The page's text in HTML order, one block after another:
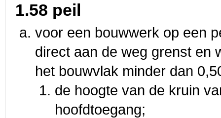
1.58 peil
voor een bouwwerk op een
direct aan de weg grenst en
het bouwvlak minder dan
de hoogte van de kruin
hoofdtoegang;